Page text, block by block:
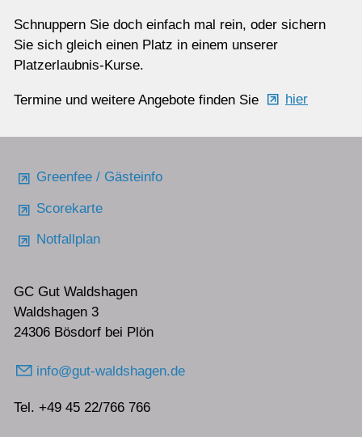
Schnuppern Sie doch einfach mal rein, oder sichern
Sie sich gleich einen Platz in einem unserer
Platzerlaubnis-Kurse.
Termine und weitere Angebote finden Sie hier
Greenfee / Gästeinfo
Scorekarte
Notfallplan
GC Gut Waldshagen
Waldshagen 3
24306 Bösdorf bei Plön
info@gut-waldshagen.de
Tel. +49 45 22/766 766